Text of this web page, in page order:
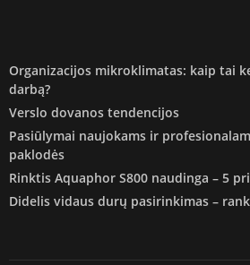
Organizacijos mikroklimatas: kaip tai
darbą?
Verslo dovanos tendencijos
Pasiūlymai naujokams ir
paklodės
Rinktis Aquaphor S800 naudinga – 5
Didelis vidaus durų pasirinkimas –